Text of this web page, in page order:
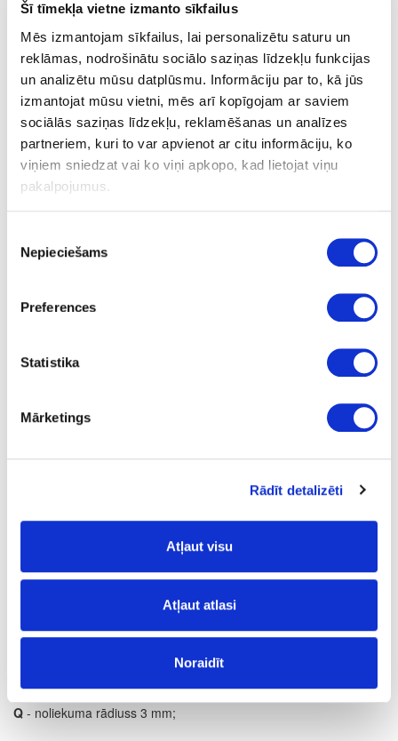
Šī tīmekļa vietne izmanto sīkfailus
Mēs izmantojam sīkfailus, lai personalizētu saturu un
reklāmas, nodrošinātu sociālo saziņas līdzekļu funkcijas
un analizētu mūsu datplūsmu. Informāciju par to, kā jūs
izmantojat mūsu vietni, mēs arī kopīgojam ar saviem
sociālās saziņas līdzekļu, reklamēšanas un analīzes
partneriem, kuri to var apvienot ar citu informāciju, ko
viņiem sniedzat vai ko viņi apkopo, kad lietojat viņu
pakalpojumus.
izvēle
Nepieciešams
Preferences
Statistika
Mārketings
Rādīt detalizēti
Atļaut visu
Atļaut atlasi
Noraidīt
Uzdot jautājumu
Nosūtīt saiti uz produktu
Drukāt
pasūtījums 06-S63051-MS-38-60
20.57
Noliekuma profils:
Q - noliekuma rādiuss 3 mm;